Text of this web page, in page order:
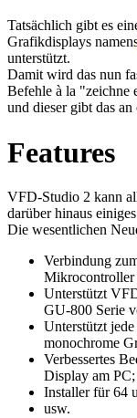
Tatsächlich gibt es
Grafikdisplays
unterstützt.
Damit wird das nun
Befehle à la "zeichne
und dieser gibt das
Features
VFD-Studio 2 kann
darüber hinaus
Die wesentlichen
Verbindung
Mikrocontroller
Unterstützt
GU-800 Serie
Unterstützt
monochrome
Verbessertes
Display am
Installer für 64
usw.